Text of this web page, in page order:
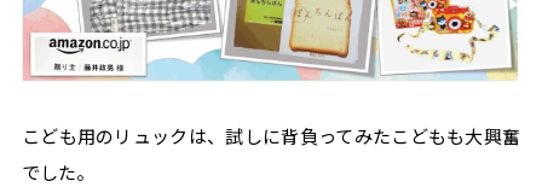
こども用のリュックは、試しに背負ってみたこどもも大興奮
でした。